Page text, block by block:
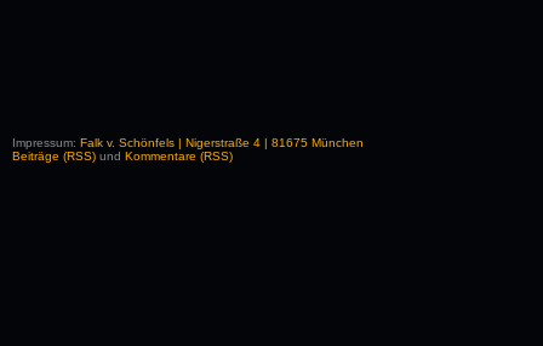
Impressum: Falk v. Schönfels | Nigerstraße 4 | 81675 München
Beiträge (RSS) und Kommentare (RSS)